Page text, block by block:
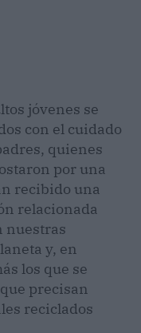
jóvenes se
con el cuidado
quienes
por una
recibido una
relacionada
nuestras
y, en
los que se
precisan
reciclados